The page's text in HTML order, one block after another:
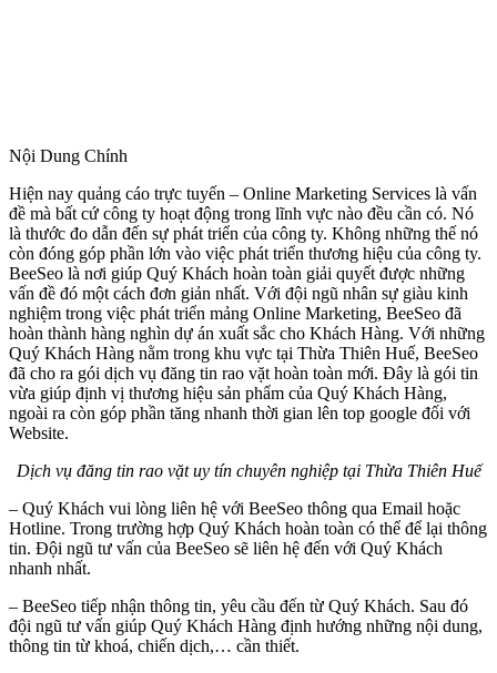
Nội Dung Chính
Hiện nay quảng cáo trực tuyến – Online Marketing Services là vấn
đề mà bất cứ công ty hoạt động trong lĩnh vực nào đều cần có. Nó
là thước đo dẫn đến sự phát triển của công ty. Không những thế nó
còn đóng góp phần lớn vào việc phát triển thương hiệu của công ty.
BeeSeo là nơi giúp Quý Khách hoàn toàn giải quyết được những
vấn đề đó một cách đơn giản nhất. Với đội ngũ nhân sự giàu kinh
nghiệm trong việc phát triển mảng Online Marketing, BeeSeo đã
hoàn thành hàng nghìn dự án xuất sắc cho Khách Hàng. Với những
Quý Khách Hàng nằm trong khu vực tại Thừa Thiên Huế, BeeSeo
đã cho ra gói dịch vụ đăng tin rao vặt hoàn toàn mới. Đây là gói tin
vừa giúp định vị thương hiệu sản phẩm của Quý Khách Hàng,
ngoài ra còn góp phần tăng nhanh thời gian lên top google đối với
Website.
Dịch vụ đăng tin rao vặt uy tín chuyên nghiệp tại Thừa Thiên Huế
– Quý Khách vui lòng liên hệ với BeeSeo thông qua Email hoặc
Hotline. Trong trường hợp Quý Khách hoàn toàn có thể để lại thông
tin. Đội ngũ tư vấn của BeeSeo sẽ liên hệ đến với Quý Khách
nhanh nhất.
– BeeSeo tiếp nhận thông tin, yêu cầu đến từ Quý Khách. Sau đó
đội ngũ tư vấn giúp Quý Khách Hàng định hướng những nội dung,
thông tin từ khoá, chiến dịch,… cần thiết.